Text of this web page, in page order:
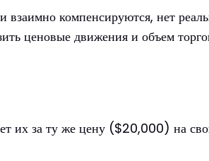
взаимно компенсируются, нет
ценовые движения и объем
их за ту же цену ($20,000) на